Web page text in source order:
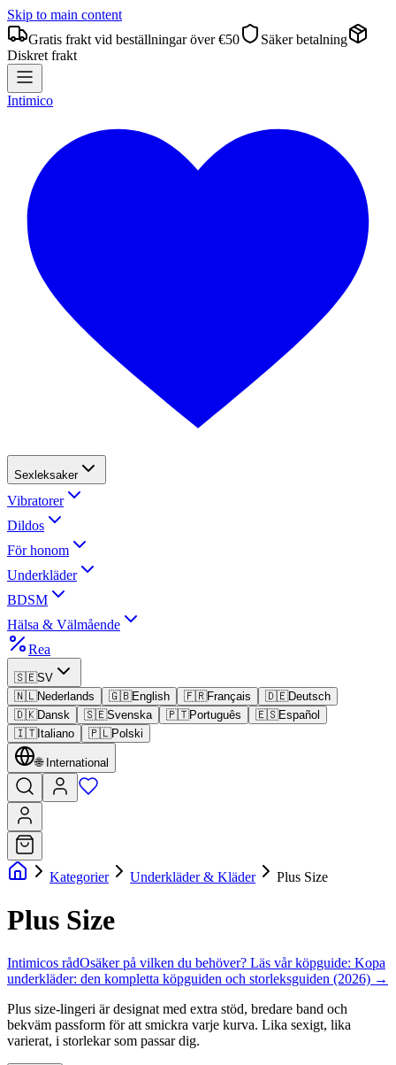
Skip to main content
Gratis frakt vid beställningar över €50
Säker betalning
Diskret frakt
Intimico
Sexleksaker
Vibratorer
Dildos
För honom
Underkläder
BDSM
Hälsa & Välmående
Rea
🇸🇪SV
🇳🇱Nederlands 🇬🇧English 🇫🇷Français 🇩🇪Deutsch
🇩🇰Dansk 🇸🇪Svenska 🇵🇹Português 🇪🇸Español
🇮🇹Italiano 🇵🇱Polski
🌐 International
Kategorier Underkläder & Kläder Plus Size
Plus Size
Intimicos rådOsäker på vilken du behöver? Läs vår köpguide: Kopa
underkläder: den kompletta köpguiden och storleksguiden (2026) →
Plus size-lingeri är designat med extra stöd, bredare band och
bekväm passform för att smickra varje kurva. Lika sexigt, lika
varierat, i storlekar som passar dig.